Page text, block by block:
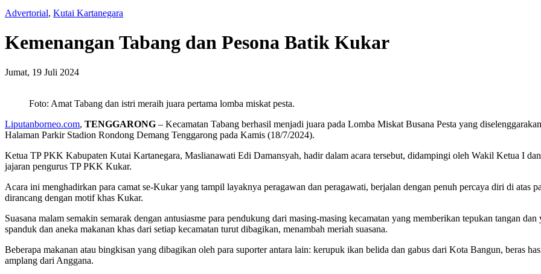
Advertorial, Kutai Kartanegara
Kemenangan Tabang dan Pesona Batik Kukar
Jumat, 19 Juli 2024
Foto: Amat Tabang dan istri meraih juara pertama lomba miskat pesta.
Liputanborneo.com, TENGGARONG – Kecamatan Tabang berhasil menjadi juara pada Lomba Miskat Busana Pesta yang
Halaman Parkir Stadion Rondong Demang Tenggarong pada Kamis (18/7/2024).
Ketua TP PKK Kabupaten Kutai Kartanegara, Maslianawati Edi Damansyah, hadir dalam acara tersebut, didampingi oleh Wakil Ketua I
jajaran pengurus TP PKK Kukar.
Acara ini menghadirkan para camat se-Kukar yang tampil layaknya peragawan dan peragawati, berjalan dengan penuh percaya diri di atas
dirancang dengan motif khas Kukar.
Suasana malam semakin semarak dengan antusiasme para pendukung dari masing-masing kecamatan yang memberikan tepukan tangan
spanduk dan aneka makanan khas dari setiap kecamatan turut dibagikan, menambah meriah suasana.
Beberapa makanan atau bingkisan yang dibagikan oleh para suporter antara lain: kerupuk ikan belida dan gabus dari Kota Bangun, beras
amplang dari Anggana.